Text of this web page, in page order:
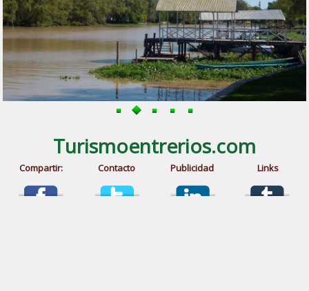
Turismoentrerios.com
Compartir: Contacto Publicidad Links